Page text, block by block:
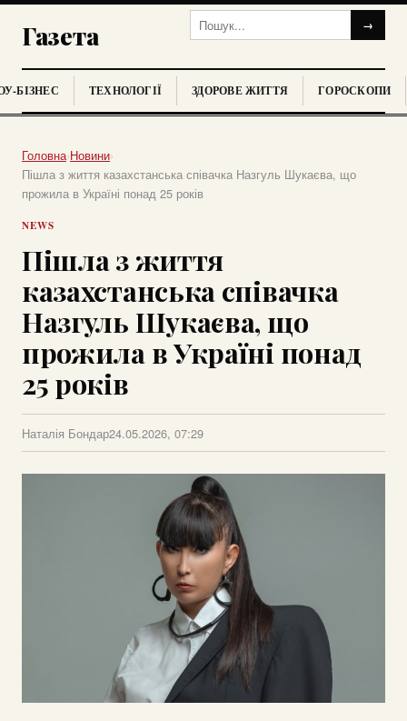
Газета →
БІЗНЕС ТЕХНОЛОГІЇ ЗДОРОВЕ ЖИТТЯ ГОРОСКОПИ
Головна›Новини›
Пішла з життя казахстанська співачка Назгуль Шукаєва, що
прожила в Україні понад 25 років
NEWS
Пішла з життя
казахстанська співачка
Назгуль Шукаєва, що
прожила в Україні понад
25 років
Наталія Бондар24.05.2026, 07:29